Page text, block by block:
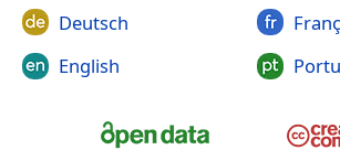
Deutsch
English